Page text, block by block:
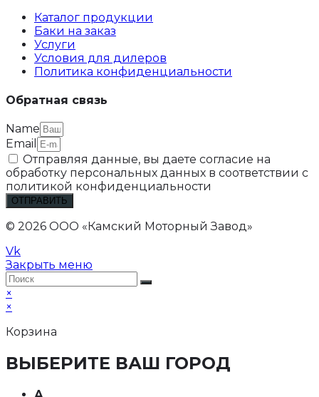
Каталог продукции
Баки на заказ
Услуги
Условия для дилеров
Политика конфиденциальности
Обратная связь
Name
Email
Отправляя данные, вы даете согласие на
обработку персональных данных в соответствии с
политикой конфиденциальности
ОТПРАВИТЬ
© 2026 ООО «Камский Моторный Завод»
Vk
Закрыть меню
×
×
Корзина
ВЫБЕРИТЕ ВАШ ГОРОД